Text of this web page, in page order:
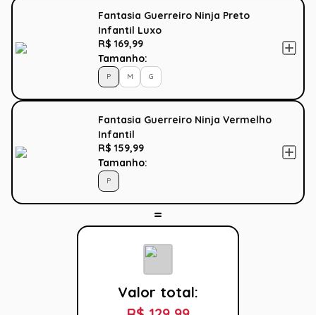
Fantasia Guerreiro Ninja Preto
Infantil Luxo
R$ 169,99
Tamanho:
P M G
Fantasia Guerreiro Ninja Vermelho
Infantil
R$ 159,99
Tamanho:
P
Valor total: